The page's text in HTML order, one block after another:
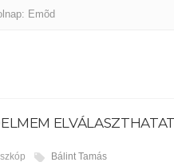
Emõd
Bálint Tamás